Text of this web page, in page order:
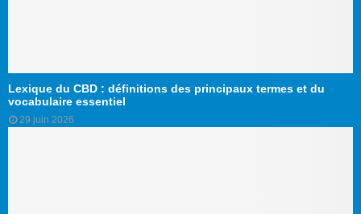
Lexique du CBD : définitions des principaux termes et du
vocabulaire essentiel
29 juin 2026